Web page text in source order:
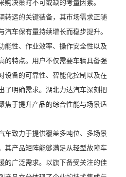
购决策时不可或缺的考量因素。
转运的关键装备，其市场需求正随
车保有量持续增长而稳步提升。
能性、作业效率、操作安全性以及
的特点。用户不仅需要车辆具备强
设备的可靠性、智能化控制以及在
了明确需求。湖北力达汽车深刻把
焦于提升产品的综合性能与场景适
车致力于提供覆盖多吨位、多场景
其产品矩阵能够满足从轻型故障车
的广泛需求。以旗下备受关注的佳